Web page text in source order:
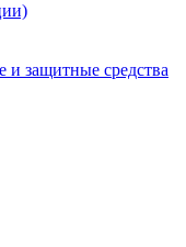
защитные средства